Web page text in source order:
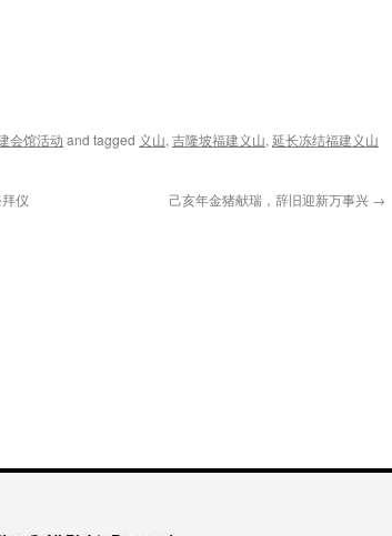
会馆活动 and tagged 义山, 吉隆坡福建义山, 延长冻结福建义山
仪
己亥年金猪献瑞，辞旧迎新万事兴 →